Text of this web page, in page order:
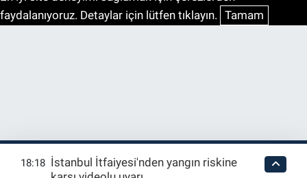
faydalanıyoruz. Detaylar için lütfen tıklayın. Tamam
18:18 İstanbul İtfaiyesi'nden yangın riskine